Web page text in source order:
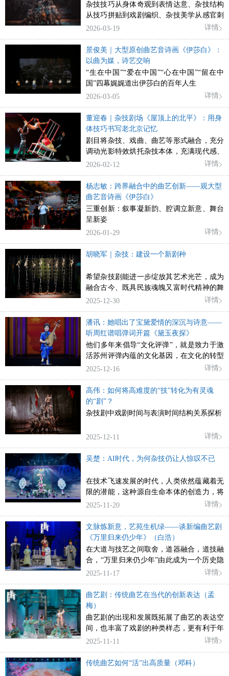
杂技技巧从身体奇观到表情达意、杂技结构
从技巧拼贴到戏剧编织、杂技美学从感官刺
激到精神共鸣
2026-03-19 详情
景俊美｜大型原创曲艺音诗画《伊莎白》：
以曲为媒，诗艺交响
“生在中国”“爱在中国”“心在中国”“留在中
国”四幕娓娓道出伊莎白的百年人生
2026-03-05
详情
董迎春｜杂技剧场《屋顶上的北平》：用身
体技巧书写老北京记忆
剧目将杂技、戏曲、曲艺等形式融合，充分
调动光影特效烘托杂技本体，充满现代感、
时尚化的美学气质。
2026-02-12 详情
杨志敏：跨界融合中的曲艺创新——观大型
曲艺音诗画《伊莎白》
三重创新：叙事凝新韵、腔调立新意、舞台
呈新姿
2026-01-29
详情
胡晓军｜杂技：建设一个新剧种
希望杂技剧能进一步绽放其艺术光芒，成为
融合古今、既具民族魂魄又富时代精神的舞
台艺术
2025-12-30 详情
潘讯：她唱出了宝黛爱情的深沉与诗意——
听周红谱唱弹词开篇《黛玉夜探》
他们多年来倡导“文化评弹”，就是致力于激
活苏州评弹内蕴的文化基因，在文化的转型
和创造中为传统评弹艺术争得一席之地。
2025-12-16 详情
高伟：如何将高难度的“技”转化为有灵魂
的“剧”？
杂技剧中戏剧时间与表演时间结构关系探析
2025-12-11 详情
吴楚：AI时代，为何杂技仍让人惊叹不已
在技术飞速发展的时代，人类依然蕴藏着无
限的潜能，这种源自生命本体的创造力，将
永远是艺术最珍贵的源泉。
2025-11-20 详情
文脉炼新意，艺苑生机绿——谈新编曲艺剧
《万里归来仍少年》（白浩）
在大道与技艺之间取舍，道器融合，道技融
合，“万里归来仍少年”由此成为一个历史隐
喻，也成为一个再启示。
2025-11-17 详情
曲艺剧：传统曲艺在当代的创新表达（孟
梅）
曲艺剧的出现和发展既拓展了曲艺的表达空
间，也丰富了戏剧的种类样态，更有利于年
轻观众的培养。
2025-11-11 详情
传统曲艺如何“活”出高质量（邓科）